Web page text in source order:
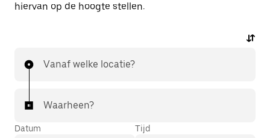
hiervan op de hoogte stellen.
Vanaf welke locatie?
Waarheen?
Datum Tijd